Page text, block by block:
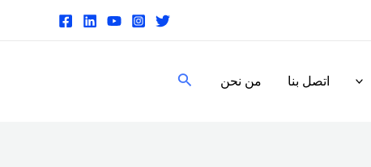
اتصل بنا من نحن البحث